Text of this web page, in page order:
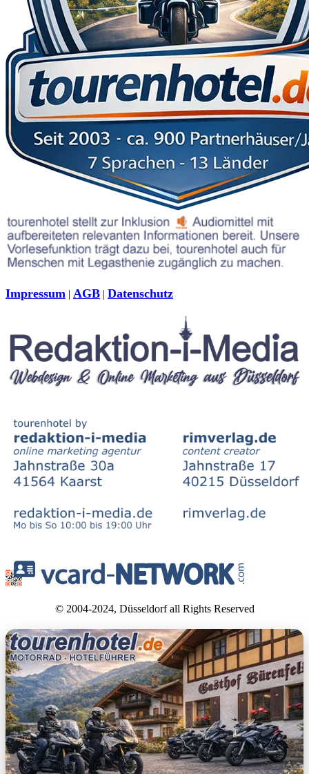
Impressum | AGB | Datenschutz
© 2004-2024, Düsseldorf all Rights Reserved